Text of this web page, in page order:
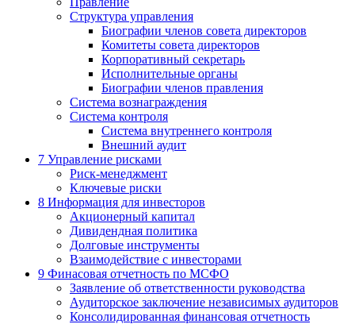
Структура управления
Биографии членов совета директоров
Комитеты совета директоров
Корпоративный секретарь
Исполнительные органы
Биографии членов правления
Система вознаграждения
Система контроля
Система внутреннего контроля
Внешний аудит
7 Управление рисками
Риск-менеджмент
Ключевые риски
8 Информация для инвесторов
Акционерный капитал
Дивидендная политика
Долговые инструменты
Взаимодействие с инвеcторами
9 Финасовая отчетность по МСФО
Заявление об ответственности руководства
Аудиторское заключение независимых аудиторов
Консолидированная финансовая отчетность